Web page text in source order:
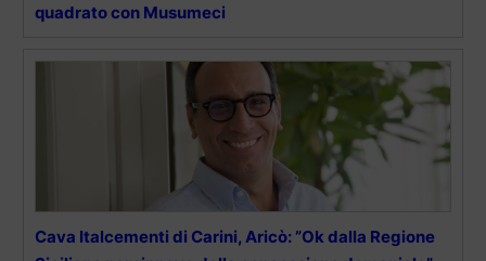
quadrato con Musumeci
Cava Italcementi di Carini, Aricò: ”Ok dalla Regione